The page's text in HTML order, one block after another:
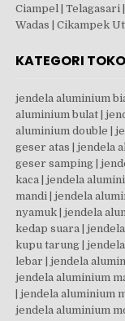
Ciampel | Telagasari
Wadas | Cikampek
KATEGORI
jendela aluminium biasa | jendela aluminium bocor | jendela aluminium bulat | jendela aluminium casement | jendela aluminium double | jendela aluminium geser | jendela aluminium geser atas | jendela aluminium geser ke atas | jendela aluminium geser samping | jendela aluminium jungkit | jendela aluminium kaca | jendela aluminium kamar | jendela aluminium kamar mandi | jendela aluminium kamar tidur | jendela aluminium kasa nyamuk | jendela aluminium kawat nyamuk | jendela aluminium kedap suara | jendela aluminium kesmen | jendela aluminium kupu tarung | jendela aluminium kusen kayu | jendela aluminium lebar | jendela aluminium lengkung | jendela aluminium lipat | jendela aluminium masjid | jendela aluminium minimalis modern | jendela aluminium mitra 10 | jendela aluminium modern | jendela aluminium motif kayu | jendela aluminium murah | jendela aluminium per meter | jendela aluminium pivot | jendela aluminium putar | jendela aluminium ruang tamu | jendela aluminium rumah | jendela aluminium rumah minimalis | jendela aluminium serat kayu | jendela aluminium slide | jendela aluminium sliding atas bawah | jendela aluminium sliding bekas | jendela aluminium sliding harga | jendela aluminium sudut | jendela aluminium swing | jendela aluminium terbaru | jendela aluminium tidy | jendela aluminium vs kayu | jendela aluminium vs upvc | jendela aluminium ykk | jendela atap aluminium | jendela boven aluminium | jendela boven zig zag | jendela bulat aluminium | jendela casement aluminium kaca | jendela casement gunung | jendela dan kusen aluminium | jendela dan pintu aluminium | jendela dapur geser kayu | jendela dari aluminium | jendela dari galvalum | jendela dorong aluminium | jendela expanda | jendela frameless | jendela galvalum | jendela gebyok kaca | jendela gendong aluminium | jendela geser aluminium harga | jendela geser aluminium kaca | jendela geser dari kayu | jendela geser kaca | jendela geser kayu | jendela jalusi aluminium | jendela jungkit aluminium | jendela jungkit aluminium kaca | jendela kaca aluminium geser | jendela kaca aluminium harga | jendela kaca aluminium minimalis | jendela kaca dari baja ringan | jendela kaca frameless | jendela kaca geser | jendela kaca kayu jati | jendela kaca lipat | jendela kaca sliding | jendela kamar aluminium | jendela kamar aluminium minimalis | jendela kamar mandi aluminium | jendela kamar tidur aluminium | jendela kasa aluminium | jendela kayu geser | jendela kayu sliding | jendela kesmen aluminium | jendela krepyak aluminium | jendela kupu kupu aluminium | jendela kusen aluminium | jendela lengkung aluminium | jendela lipat aluminium | jendela lipat kayu | jendela loket aluminium | jendela louvre aluminium | jendela masjid aluminium | jendela maxilum | jendela minimalis aluminium | jendela nako aluminium | jendela nako aluminium harga | jendela panel kayu | jendela partisi aluminium | jendela pintu aluminium | jendela pintu aluminium geser | jendela pintu geser | jendela pintu kaca | jendela pivot aluminium | jendela putar aluminium | jendela pvc vs aluminium | jendela ruang tamu aluminium | jendela rumah aluminium | jendela rumah aluminium minimalis | jendela slide aluminium | jendela slide kayu | jendela sliding aluminium 1 daun | jendela sliding aluminium 4 daun | jendela sliding aluminium harga | jendela sliding aluminium kaca | jendela sliding aluminium tanpa kusen | jendela sliding atas bawah | jendela sliding baja ringan | jendela sliding ekonomi | jendela sliding